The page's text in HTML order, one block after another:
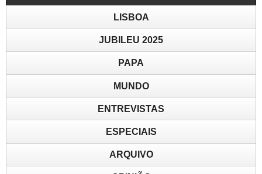
LISBOA
JUBILEU 2025
PAPA
MUNDO
ENTREVISTAS
ESPECIAIS
ARQUIVO